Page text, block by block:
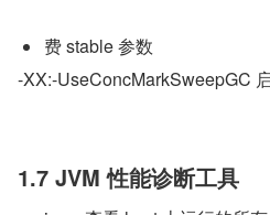
费 stable 参数
-XX:-UseConcMarkSweepGC
1.7 JVM 性能诊断工具